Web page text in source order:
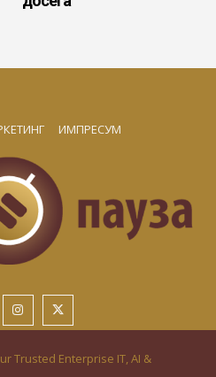
ИМПРЕСУМ
Trusted Enterprise IT, AI &